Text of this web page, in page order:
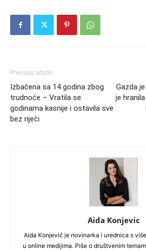
Previous article
Izbačena sa 14 godina zbog
trudnoće – Vratila se
godinama kasnije i ostavila sve
bez riječi
Gazda
je
Aida Konjevic
Aida Konjević je novinarka i urednica s
u online medijima. Piše o društvenim